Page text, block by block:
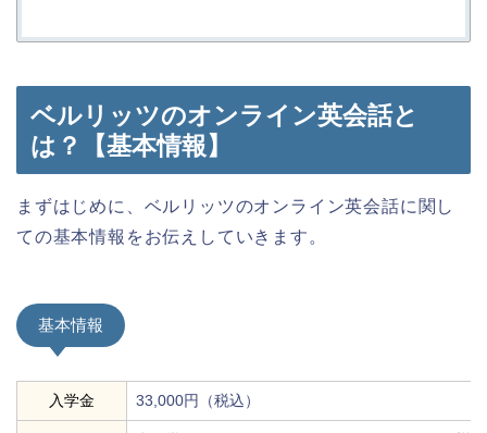
ベルリッツのオンライン英会話と
は？【基本情報】
まずはじめに、ベルリッツのオンライン英会話に関し
ての基本情報をお伝えしていきます。
基本情報
入学金 33,000円（税込）